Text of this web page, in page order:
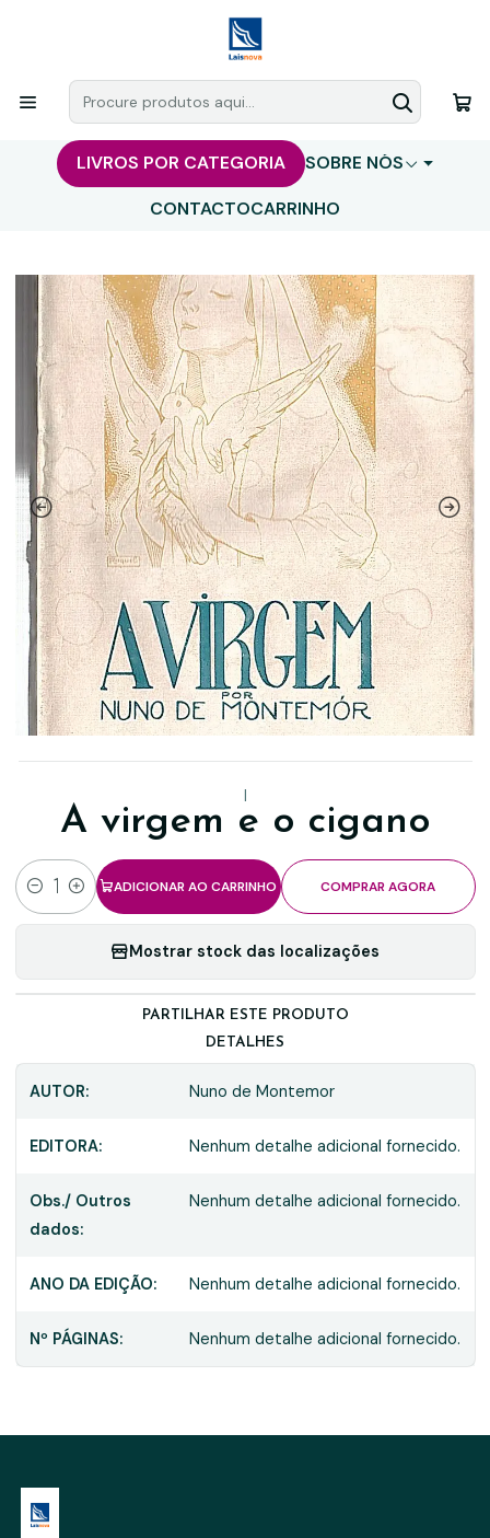
LIVROS POR CATEGORIA
SOBRE NÓS
CONTACTOCARRINHO
|
A virgem e o cigano
Quantidade
ADICIONAR AO CARRINHO COMPRAR AGORA
Mostrar stock das localizações
PARTILHAR ESTE PRODUTO
DETALHES
AUTOR: Nuno de Montemor
EDITORA: Nenhum detalhe adicional fornecido.
Obs./ Outros
dados:
Nenhum detalhe adicional fornecido.
ANO DA EDIÇÃO: Nenhum detalhe adicional fornecido.
Nº PÁGINAS: Nenhum detalhe adicional fornecido.